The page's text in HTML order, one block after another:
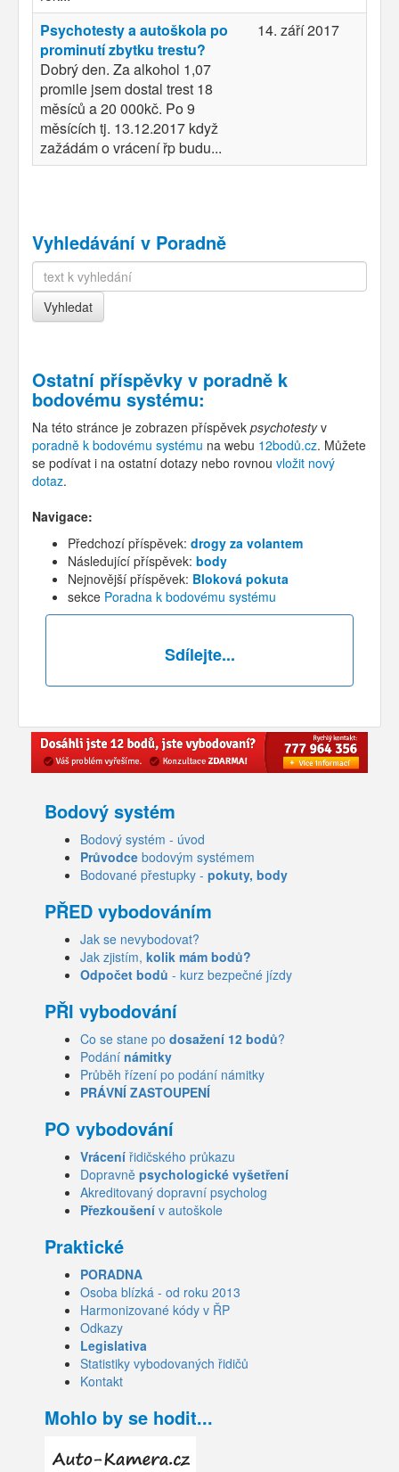
Psychotesty a autoškola po
prominutí zbytku trestu?
Dobrý den. Za alkohol 1,07
promile jsem dostal trest 18
měsíců a 20 000kč. Po 9
měsících tj. 13.12.2017 když
zažádám o vrácení řp budu...
14. září 2017
Vyhledávání v Poradně
Ostatní příspěvky v poradně k
bodovému systému:
Na této stránce je zobrazen příspěvek psychotestyv
poradně k bodovému systému na webu 12bodů.cz. Můžete
se podívat i na ostatní dotazy nebo rovnou vložit nový
dotaz.
Navigace:
Předchozí příspěvek: drogy za volantem
Následující příspěvek: body
Nejnovější příspěvek: Bloková pokuta
sekce Poradna k bodovému systému
Sdílejte...
Bodový systém
Bodový systém - úvod
Průvodce bodovým systémem
Bodované přestupky - pokuty, body
PŘED vybodováním
Jak se nevybodovat?
Jak zjistím, kolik mám bodů?
Odpočet bodů - kurz bezpečné jízdy
PŘI vybodování
Co se stane po dosažení 12 bodů?
Podání námitky
Průběh řízení po podání námitky
PRÁVNÍ ZASTOUPENÍ
PO vybodování
Vrácení řidičského průkazu
Dopravně psychologické vyšetření
Akreditovaný dopravní psycholog
Přezkoušení v autoškole
Praktické
PORADNA
Osoba blízká - od roku 2013
Harmonizované kódy v ŘP
Odkazy
Legislativa
Statistiky vybodovaných řidičů
Kontakt
Mohlo by se hodit...